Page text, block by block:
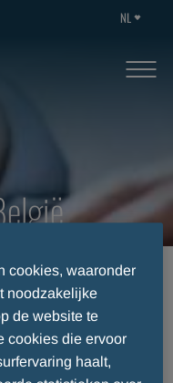
NL
BELGIË
cookies, waaronder
noodzakelijke
de website te
cookies die ervoor
haalt,